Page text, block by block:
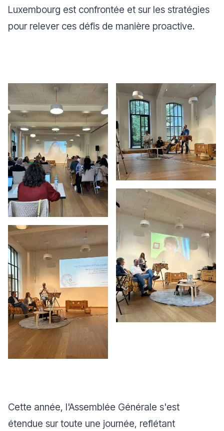
Luxembourg est confrontée et sur les stratégies
pour relever ces défis de manière proactive.
Cette année, l'Assemblée Générale s'est
étendue sur toute une journée, reflétant